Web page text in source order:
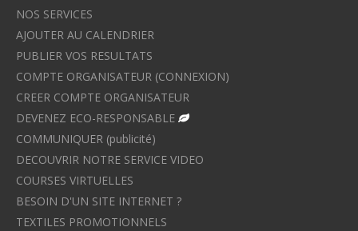
NOS SERVICES
AJOUTER AU CALENDRIER
PUBLIER VOS RESULTATS
COMPTE ORGANISATEUR (CONNEXION)
CREER COMPTE ORGANISATEUR
DEVENEZ ECO-RESPONSABLE
COMMUNIQUER (publicité)
DECOUVRIR NOTRE SERVICE VIDEO
COURSES VIRTUELLES
BESOIN D'UN SITE INTERNET ?
TEXTILES PROMOTIONNELS